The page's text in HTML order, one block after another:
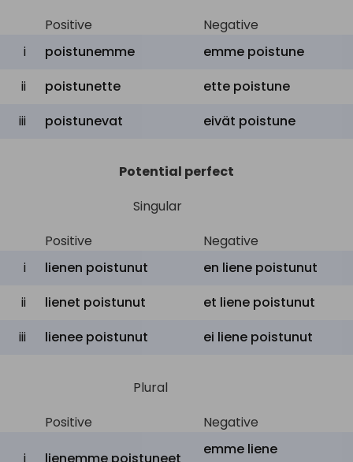
Positive
Negative
i
poistunemme
emme poistune
ii
poistunette
ette poistune
iii
poistunevat eivät poistune
Potential perfect
Singular
Positive
Negative
i
lienen poistunut
en liene poistunut
ii
lienet poistunut
et liene poistunut
iii
lienee poistunut ei liene poistunut
Plural
Positive
Negative
emme liene